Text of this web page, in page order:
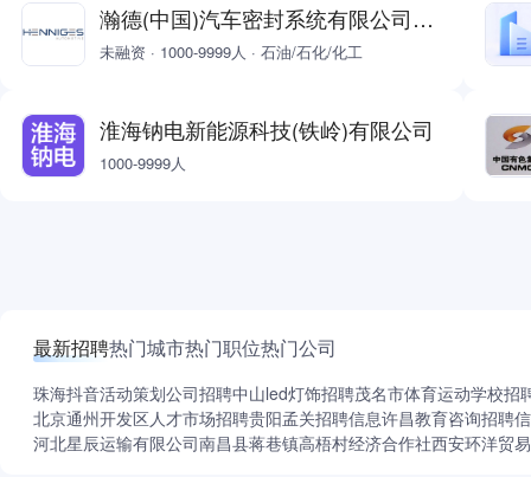
瀚德(中国)汽车密封系统有限公司铁岭分公司
未融资 · 1000-9999人 · 石油/石化/化工
淮海钠电新能源科技(铁岭)有限公司
1000-9999人
最新招聘热门城市热门职位热门公司
珠海抖音活动策划公司招聘中山led灯饰招聘茂名市体育运动学校招
北京通州开发区人才市场招聘贵阳孟关招聘信息许昌教育咨询招聘
河北星辰运输有限公司南昌县蒋巷镇高梧村经济合作社西安环洋贸